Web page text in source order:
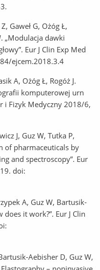
Gaweł G, Ożóg Ł,
„Modulacja dawki
Eur J Clin Exp Med
ejcem.2018.3.4
A, Ożóg Ł, Rogóż J.
komputerowej urn
i Fizyk Medyczny 2018/6,
J, Guz W, Tutka P,
of pharmaceuticals by
and spectroscopy”. Eur
doi:
A, Guz W, Bartusik-
it work?”. Eur J Clin
Aebisher D, Guz W,